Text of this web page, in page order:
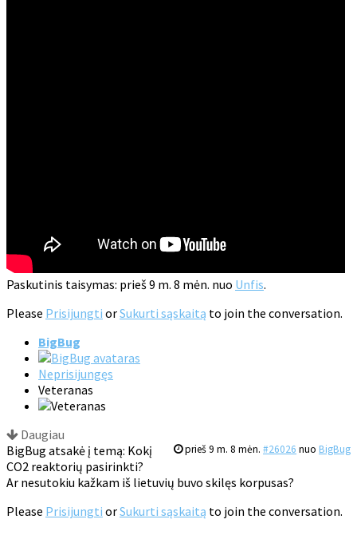
Paskutinis taisymas: prieš 9 m. 8 mėn. nuo Unfis.
Please Prisijungti orSukurti sąskaitą to join the conversation.
BigBug
Neprisijungęs
Veteranas
Daugiau
prieš 9 m. 8 mėn. #26026 nuo BigBug
BigBug atsakė į temą: Kokį
CO2 reaktorių pasirinkti?
Ar nesutokiu kažkam iš lietuvių buvo skilęs korpusas?
Please Prisijungti orSukurti sąskaitą to join the conversation.